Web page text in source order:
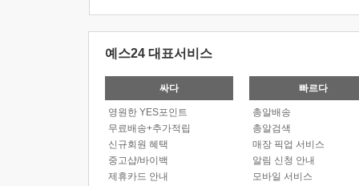
예스24 대표서비스
싸다
영원한 YES포인트
무료배송+추가적립
신규회원 혜택
중고샵/바이백
제휴카드 안내
빠르다
총알배송
총알검색
매장 픽업 서비스
알림 신청 안내
모바일 서비스